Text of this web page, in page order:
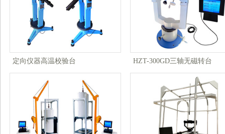
定向仪器高温校验台 HZT-300GD三轴无磁转台